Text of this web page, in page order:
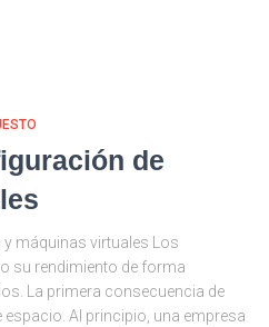
de
máquinas virtuales Los
su rendimiento de forma
La primera consecuencia de
Al principio, una empresa